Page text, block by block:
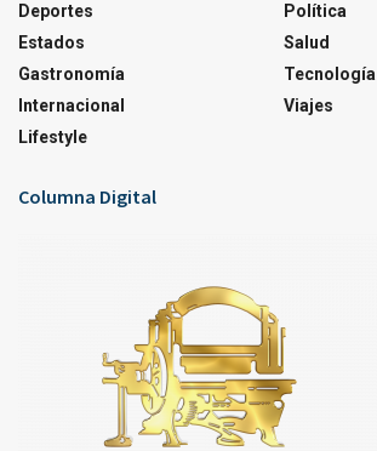
Deportes
Estados
Gastronomía
Internacional
Lifestyle
Política
Salud
Tecnología
Viajes
Columna Digital